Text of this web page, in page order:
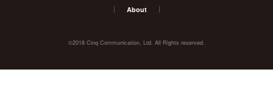
About
©2018 Cinq Communication, Ltd. All Rights reserved.